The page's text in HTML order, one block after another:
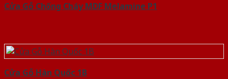
Cửa Gỗ Chống Cháy MDF Melamine P1
Cửa Gỗ Hàn Quốc 1B